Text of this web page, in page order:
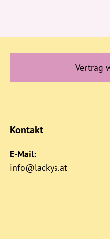
Vertrag
Kontakt
E-Mail:
info@lackys.at